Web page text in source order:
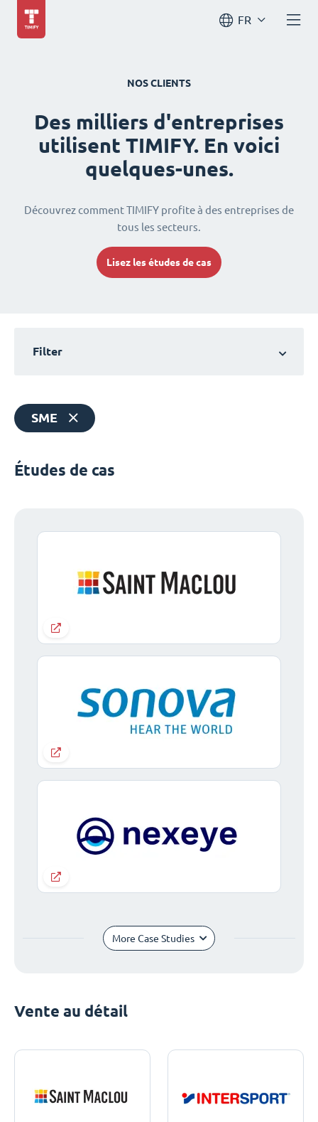
FR
NOS CLIENTS
Des milliers d'entreprises
utilisent TIMIFY. En voici
quelques-unes.
Découvrez comment TIMIFY profite à des entreprises de
tous les secteurs.
Lisez les études de cas
Filter
SME
Études de cas
More Case Studies
Vente au détail